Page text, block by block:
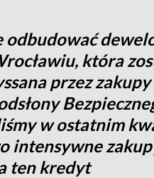
odbudować
która
przez
w ostatnim
intensywne
ten kredyt